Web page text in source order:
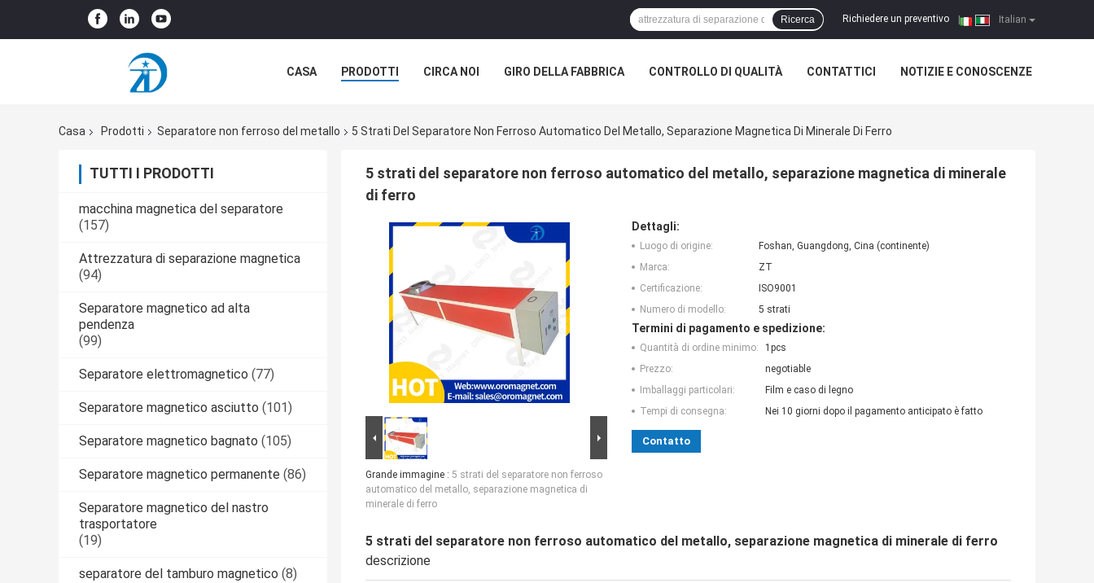
Italian
Richiedere un preventivo |
Ricerca
CASA PRODOTTI CIRCA NOI GIRO DELLA FABBRICA CONTROLLO DI QUALITÀ CONTATTICI NOTIZIE E CONOSCENZE
Casa
Prodotti Separatore non ferroso del metallo 5 Strati Del Separatore Non Ferroso Automatico Del Metallo, Separazione Magnetica Di Minerale Di Ferro
TUTTI I PRODOTTI
macchina magnetica del separatore
(157)
Attrezzatura di separazione magnetica
(94)
Separatore magnetico ad alta
pendenza
(99)
Separatore elettromagnetico (77)
Separatore magnetico asciutto (101)
Separatore magnetico bagnato (105)
Separatore magnetico permanente (86)
Separatore magnetico del nastro
trasportatore
(19)
separatore del tamburo magnetico (8)
5 strati del separatore non ferroso automatico del metallo, separazione magnetica di minerale
di ferro
Grande immagine : 5 strati del separatore non ferroso
automatico del metallo, separazione magnetica di
minerale di ferro
Dettagli:
Luogo di origine:
Foshan, Guangdong, Cina (continente)
Marca:
ZT
Certificazione:
ISO9001
Numero di modello:
5 strati
Termini di pagamento e spedizione:
Quantità di ordine minimo:
1pcs
Prezzo:
negotiable
Imballaggi particolari:
Film e caso di legno
Tempi di consegna:
Nei 10 giorni dopo il pagamento anticipato è fatto
Contatto
5 strati del separatore non ferroso automatico del metallo, separazione magnetica di minerale di ferro
descrizione